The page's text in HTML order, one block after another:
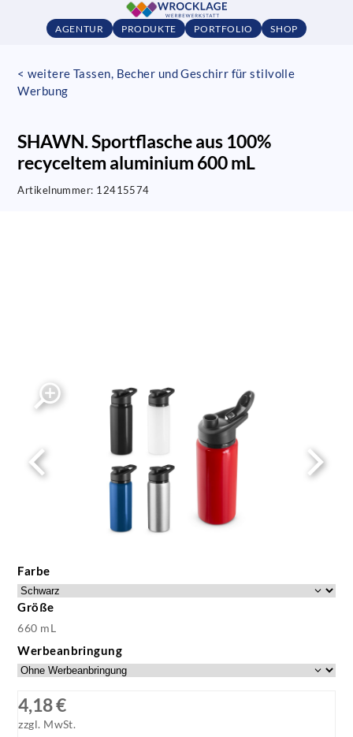
AGENTUR PRODUKTE PORTFOLIO SHOP
< weitere Tassen, Becher und Geschirr für stilvolle
Werbung
SHAWN. Sportflasche aus 100%
recyceltem aluminium 600 mL
Artikelnummer: 12415574
Farbe
Größe
660 mL
Werbeanbringung
4,18 €
zzgl. MwSt.